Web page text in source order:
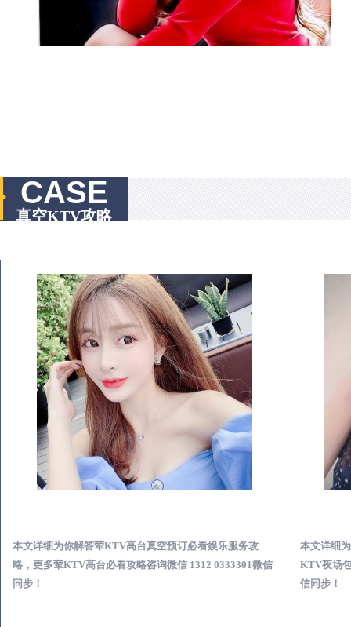
CASE
真空KTV攻略
本文详细为你解答荤KTV高台真空预订必看娱乐服务攻
略，更多荤KTV高台必看攻略咨询微信 1312 0333301微信
同步！
本文详细
KTV夜场
信同步！